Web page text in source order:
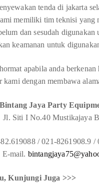
tenda di jakarta
memiliki tim teknisi yang
dan sesudah digunakan
keamanan untuk
apabila anda berkenan
kami dengan membawa
Jaya Party
Jl. Siti I No.40 Mustikajaya
/ 021-8261908.9 /
E-mail.
Kunjungi Juga >>>